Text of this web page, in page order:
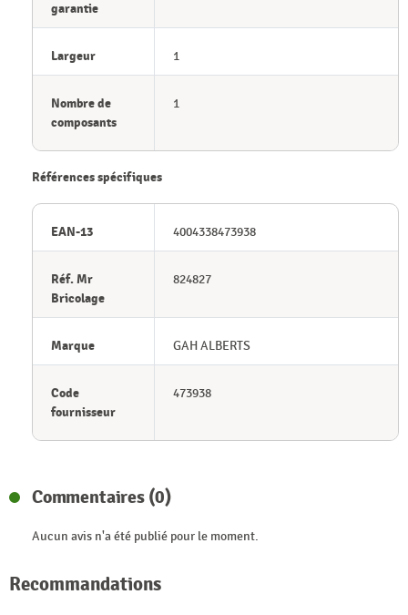
garantie
Largeur 1
Nombre de
composants
1
Références spécifiques
EAN-13 4004338473938
Réf. Mr
Bricolage
824827
Marque GAH ALBERTS
Code
fournisseur
473938
Commentaires (0)
Aucun avis n'a été publié pour le moment.
Recommandations